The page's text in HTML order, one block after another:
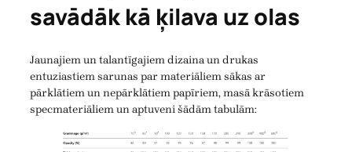
savādāk kā ķilava uz olas
Jaunajiem un talantīgajiem dizaina un drukas
entuziastiem sarunas par materiāliem sākas ar
pārklātiem un nepārklātiem papīriem, masā krāsotiem
specmateriāliem un aptuveni šādām tabulām: